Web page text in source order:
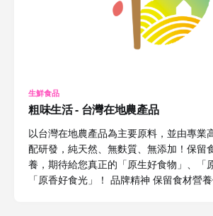
生鮮食品
粗味生活 - 台灣在地農產品
以台灣在地農產品為主要原料，並由專業
配研發，純天然、無麩質、無添加！保留
養，期待給您真正的「原生好食物」、「
「原香好食光」！ 品牌精神 保留食材營